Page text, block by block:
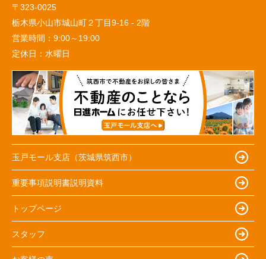
〒323-0025
栃木県小山市城山町２丁目9-16 - 2階
営業時間： 9:00～19:00
定休日： 水曜日
玉戸モール支店（茨城県筑西市）
重要事項説明書説明資料
トップページ
スタッフ